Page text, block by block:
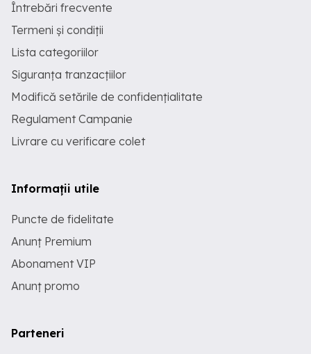
Întrebări frecvente
Termeni și condiții
Lista categoriilor
Siguranța tranzacțiilor
Modifică setările de confidențialitate
Regulament Campanie
Livrare cu verificare colet
Informații utile
Puncte de fidelitate
Anunț Premium
Abonament VIP
Anunț promo
Parteneri